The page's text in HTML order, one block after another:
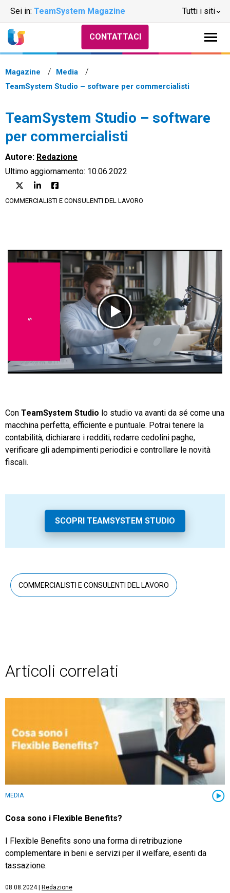
Sei in: TeamSystem Magazine Tutti i siti
Ecommerce
Email Marketing
Trust Services
TeamSystem Corporate
CONTATTACI
Magazine
Media
TeamSystem Studio – software per commercialisti
TeamSystem Studio – software
per commercialisti
Autore: Redazione
Ultimo aggiornamento: 10.06.2022
COMMERCIALISTI E CONSULENTI DEL LAVORO
Con TeamSystem Studio lo studio va avanti da sé come una
macchina perfetta, efficiente e puntuale. Potrai tenere la
contabilità, dichiarare i redditi, redarre cedolini paghe,
verificare gli adempimenti periodici e controllare le novità
fiscali.
SCOPRI TEAMSYSTEM STUDIO
COMMERCIALISTI E CONSULENTI DEL LAVORO
Articoli correlati
MEDIA
Cosa sono i Flexible Benefits?
I Flexible Benefits sono una forma di retribuzione
complementare in beni e servizi per il welfare, esenti da
tassazione.
08.08.2024| Redazione